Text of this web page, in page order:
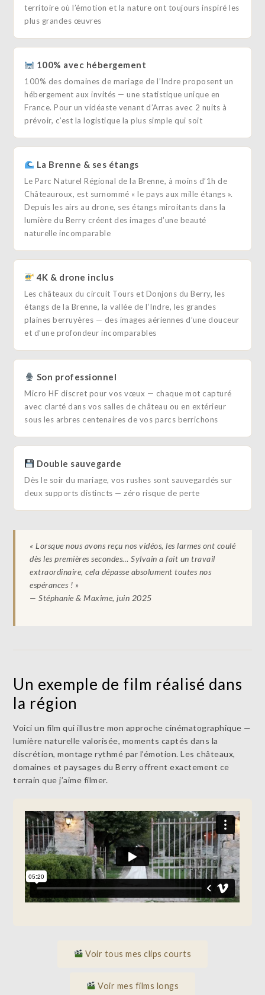
territoire où l’émotion et la nature ont toujours inspiré les
plus grandes œuvres
100% avec hébergement
100% des domaines de mariage de l’Indre proposent un
hébergement aux invités — une statistique unique en
France. Pour un vidéaste venant d’Arras avec 2 nuits à
prévoir, c’est la logistique la plus simple qui soit
La Brenne & ses étangs
Le Parc Naturel Régional de la Brenne, à moins d’1h de
Châteauroux, est surnommé « le pays aux mille étangs ».
Depuis les airs au drone, ses étangs miroitants dans la
lumière du Berry créent des images d’une beauté
naturelle incomparable
4K & drone inclus
Les châteaux du circuit Tours et Donjons du Berry, les
étangs de la Brenne, la vallée de l’Indre, les grandes
plaines berruyères — des images aériennes d’une douceur
et d’une profondeur incomparables
Son professionnel
Micro HF discret pour vos vœux — chaque mot capturé
avec clarté dans vos salles de château ou en extérieur
sous les arbres centenaires de vos parcs berrichons
Double sauvegarde
Dès le soir du mariage, vos rushes sont sauvegardés sur
deux supports distincts — zéro risque de perte
« Lorsque nous avons reçu nos vidéos, les larmes ont coulé
dès les premières secondes… Sylvain a fait un travail
extraordinaire, cela dépasse absolument toutes nos
espérances ! »
— Stéphanie & Maxime, juin 2025
Un exemple de film réalisé dans
la région
Voici un film qui illustre mon approche cinématographique —
lumière naturelle valorisée, moments captés dans la
discrétion, montage rythmé par l’émotion. Les châteaux,
domaines et paysages du Berry offrent exactement ce
terrain que j’aime filmer.
Voir tous mes clips courts
Voir mes films longs